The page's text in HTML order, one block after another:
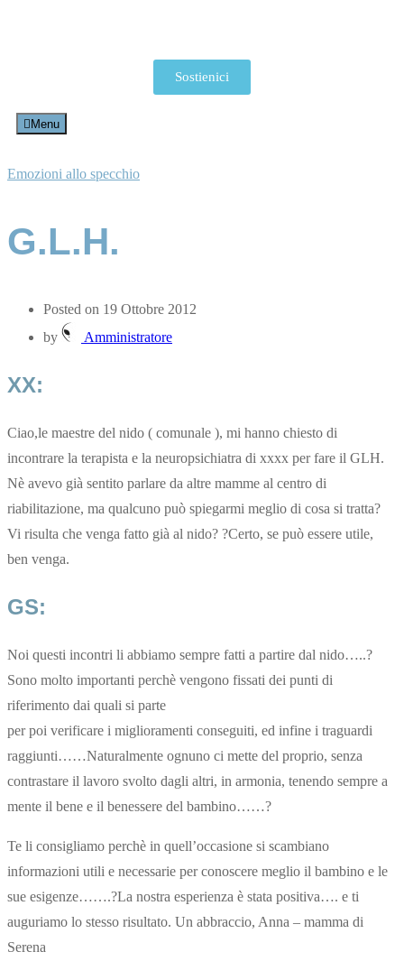
Sostienici
Menu
Emozioni allo specchio
G.L.H.
Posted on 19 Ottobre 2012
by
Amministratore
XX:
Ciao,le maestre del nido ( comunale ), mi hanno chiesto di
incontrare la terapista e la neuropsichiatra di xxxx per fare il GLH.
Nè avevo già sentito parlare da altre mamme al centro di
riabilitazione, ma qualcuno può spiegarmi meglio di cosa si tratta?
Vi risulta che venga fatto già al nido? ?Certo, se può essere utile,
ben venga.
GS:
Noi questi incontri li abbiamo sempre fatti a partire dal nido…..?
Sono molto importanti perchè vengono fissati dei punti di
riferimento dai quali si parte
per poi verificare i miglioramenti conseguiti, ed infine i traguardi
raggiunti……Naturalmente ognuno ci mette del proprio, senza
contrastare il lavoro svolto dagli altri, in armonia, tenendo sempre a
mente il bene e il benessere del bambino……?
Te li consigliamo perchè in quell’occasione si scambiano
informazioni utili e necessarie per conoscere meglio il bambino e le
sue esigenze…….?La nostra esperienza è stata positiva…. e ti
auguriamo lo stesso risultato. Un abbraccio, Anna – mamma di
Serena